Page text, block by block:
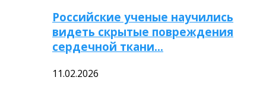
Российские ученые научились
видеть скрытые повреждения
сердечной ткани…
11.02.2026